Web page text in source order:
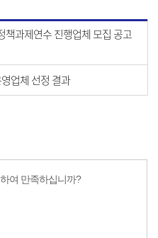
책과제연수 진행업체 모집 공고
업체 선정 결과
여 만족하십니까?